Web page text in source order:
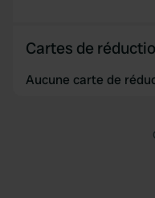
Cartes de
Aucune carte de